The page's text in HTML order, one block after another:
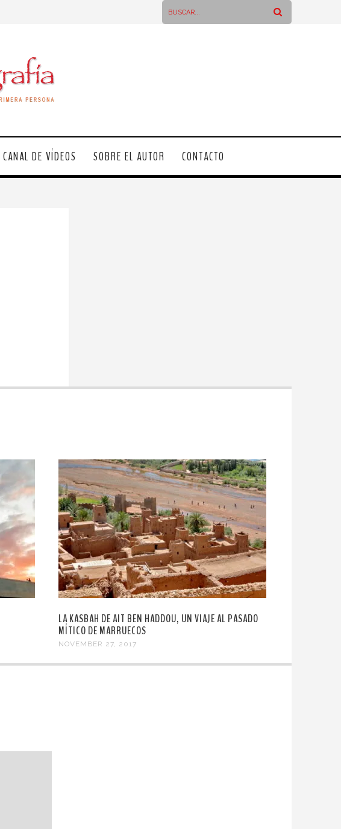
CANAL DE VÍDEOS SOBRE EL AUTOR CONTACTO
LA KASBAH DE AIT BEN HADDOU, UN VIAJE AL PASADO
MÍTICO DE MARRUECOS
NOVEMBER 27, 2017